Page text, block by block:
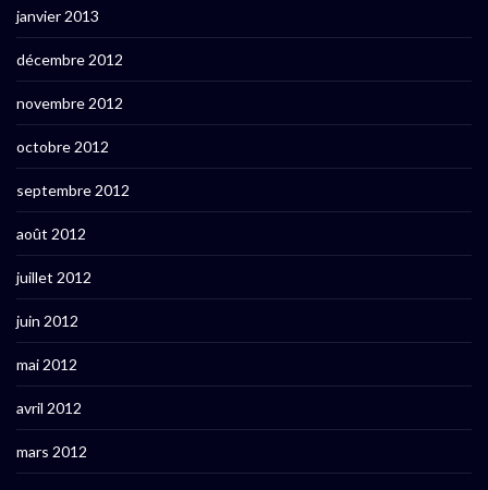
janvier 2013
décembre 2012
novembre 2012
octobre 2012
septembre 2012
août 2012
juillet 2012
juin 2012
mai 2012
avril 2012
mars 2012